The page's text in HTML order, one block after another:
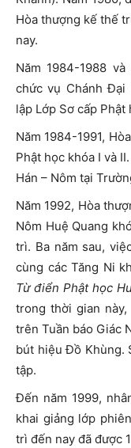
Hòa thượng kế thế
nay.
Năm 1984-1988
chức vụ Chánh Đại
lập Lớp Sơ cấp Phật
Năm 1984-1991,
Phật học khóa I và
Hán – Nôm tại
Năm 1992, Hòa
Nôm Huệ Quang
trì. Ba năm sau,
cùng các Tăng Ni
Từ điển Phật học
trong thời gian
trên Tuần báo Giác
bút hiệu Đồ Khùng.
tập.
Đến năm 1999,
khai giảng lớp
trì đến nay đã được